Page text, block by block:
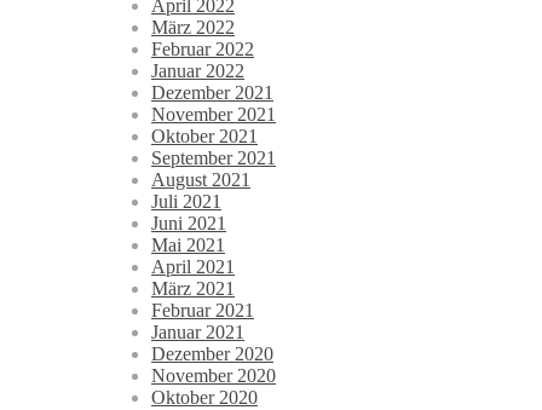
April 2022
März 2022
Februar 2022
Januar 2022
Dezember 2021
November 2021
Oktober 2021
September 2021
August 2021
Juli 2021
Juni 2021
Mai 2021
April 2021
März 2021
Februar 2021
Januar 2021
Dezember 2020
November 2020
Oktober 2020